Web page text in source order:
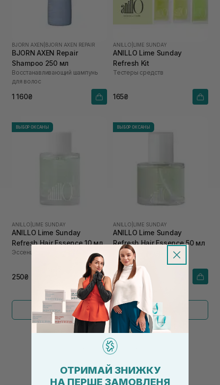
BJORN AXEN BJORN AXEN REPAIR
BJORN AXEN Repair
Shampoo 250 мл
Восстанавливающий шампунь
для волос
1 160₴
ANILLO LIME SUNDAY
ANILLO Lime Sunday
Refresh Kit
Тестеры средств
165₴
ВЫБОР ОКСАНЫ
ANILLO LIME SUNDAY
ANILLO Lime Sunday
Refresh Hair Essence 10 мл
Эссенция для волос
250₴
ВЫБОР ОКСАНЫ
ANILLO LIME SUNDAY
ANILLO Lime Sunday
Refresh Hair Essence 50 мл
Эссенция для волос
900₴
Показать больше
1 2
ОТРИМАЙ ЗНИЖКУ
НА ПЕРШЕ ЗАМОВЛЕНЯ